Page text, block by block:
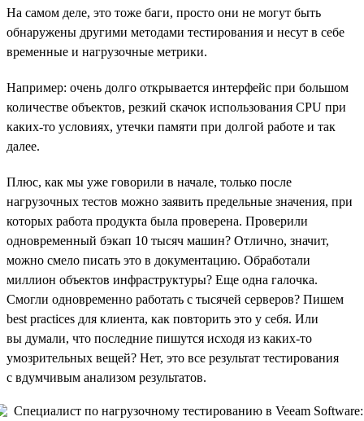
На самом деле, это тоже баги, просто они не могут быть
обнаружены другими методами тестирования и несут в себе
временные и нагрузочные метрики.
Например: очень долго открывается интерфейс при большом
количестве объектов, резкий скачок использования CPU при
каких-то условиях, утечки памяти при долгой работе и так
далее.
Плюс, как мы уже говорили в начале, только после
нагрузочных тестов можно заявить предельные значения, при
которых работа продукта была проверена. Проверили
одновременный бэкап 10 тысяч машин? Отлично, значит,
можно смело писать это в документацию. Обработали
миллион объектов инфраструктуры? Еще одна галочка.
Смогли одновременно работать с тысячей серверов? Пишем
best practices для клиента, как повторить это у себя. Или
вы думали, что последние пишутся исходя из каких-то
умозрительных вещей? Нет, это все результат тестирования
с вдумчивым анализом результатов.